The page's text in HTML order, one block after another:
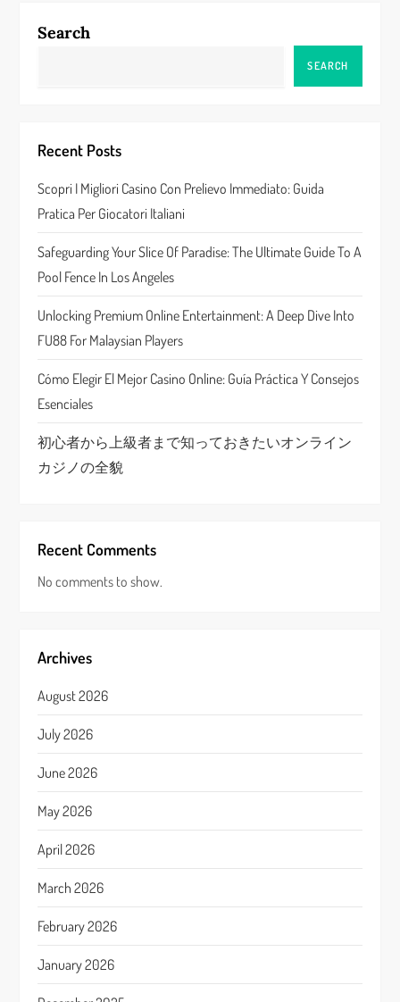
n
i
g
a
t
i
o
n
Search
SEARCH
Recent Posts
Scopri I Migliori Casino Con Prelievo Immediato: Guida
Pratica Per Giocatori Italiani
Safeguarding Your Slice Of Paradise: The Ultimate Guide To A
Pool Fence In Los Angeles
Unlocking Premium Online Entertainment: A Deep Dive Into
FU88 For Malaysian Players
Cómo Elegir El Mejor Casino Online: Guía Práctica Y Consejos
Esenciales
初心者から上級者まで知っておきたいオンライン
カジノの全貌
Recent Comments
No comments to show.
Archives
August 2026
July 2026
June 2026
May 2026
April 2026
March 2026
February 2026
January 2026